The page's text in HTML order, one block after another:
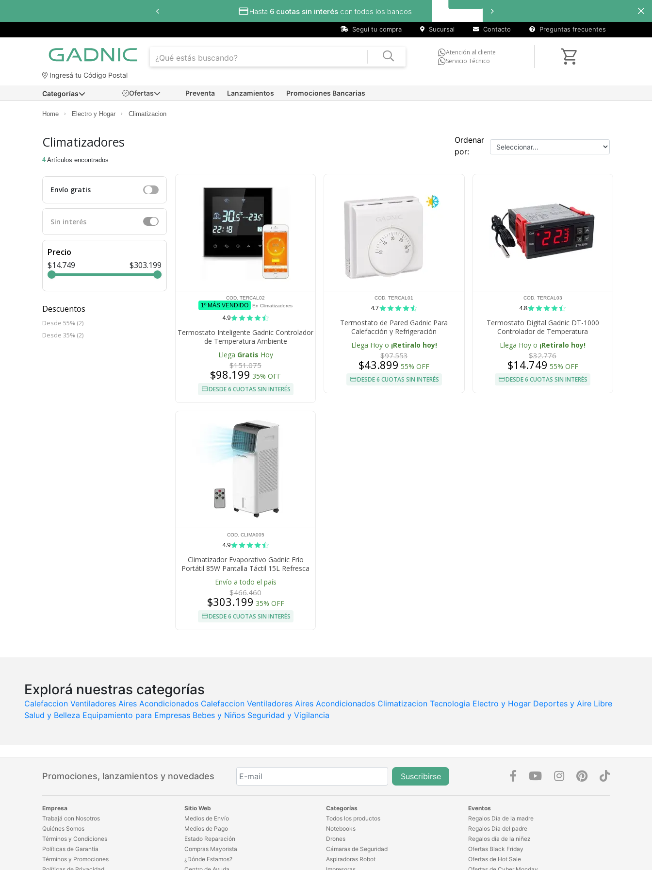
Hasta 6 cuotas sin interés con todos los bancos
Seguí tu compra Sucursal Contacto Preguntas frecuentes
Atención al cliente
Servicio Técnico
Ingresá tu Código Postal
Ofertas Preventa Lanzamientos Promociones Bancarias
Categorías
Home Electro y Hogar Climatizacion
Climatizadores
4Artículos encontrados
Envío gratis
Sin interés
Precio
$14.749
$303.199
Descuentos
Desde 55% (2)
Desde 35% (2)
Ordenar
por:
COD. TERCAL02
1º MÁS VENDIDO En Climatizadores
4.9
Termostato Inteligente Gadnic Controlador
de Temperatura Ambiente
Llega Gratis Hoy
$151.075
$98.199 35% OFF
DESDE 6 CUOTAS SIN INTERÉS
COD. TERCAL01
4.7
Termostato de Pared Gadnic Para
Calefacción y Refrigeración
Llega Hoy o ¡Retiralo hoy!
$97.553
$43.899 55% OFF
DESDE 6 CUOTAS SIN INTERÉS
COD. TERCAL03
4.8
Termostato Digital Gadnic DT-1000
Controlador de Temperatura
Llega Hoy o ¡Retiralo hoy!
$32.776
$14.749 55% OFF
DESDE 6 CUOTAS SIN INTERÉS
COD. CLIMA005
4.9
Climatizador Evaporativo Gadnic Frío
Portátil 85W Pantalla Táctil 15L Refresca
Ambientes
Envío a todo el país
$466.460
$303.199 35% OFF
DESDE 6 CUOTAS SIN INTERÉS
Explorá nuestras categorías
Calefaccion Ventiladores Aires Acondicionados Calefaccion Ventiladores Aires Acondicionados Climatizacion Tecnologia Electro y Hogar Deportes y Aire Libre
Salud y Belleza Equipamiento para Empresas Bebes y Niños Seguridad y Vigilancia
Promociones, lanzamientos y novedades Suscribirse
Empresa
Trabajá con Nosotros
Quiénes Somos
Términos y Condiciones
Políticas de Garantía
Términos y Promociones
Sitio Web
Medios de Envío
Medios de Pago
Estado Reparación
Compras Mayorista
¿Dónde Estamos?
Categorías
Todos los productos
Notebooks
Drones
Cámaras de Seguridad
Aspiradoras Robot
Eventos
Regalos Día de la madre
Regalos Día del padre
Regalos día de la niñez
Ofertas Black Friday
Ofertas de Hot Sale